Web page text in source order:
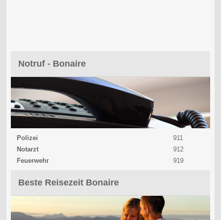
Notruf - Bonaire
Polizei
911
Notarzt
912
Feuerwehr
919
Beste Reisezeit Bonaire